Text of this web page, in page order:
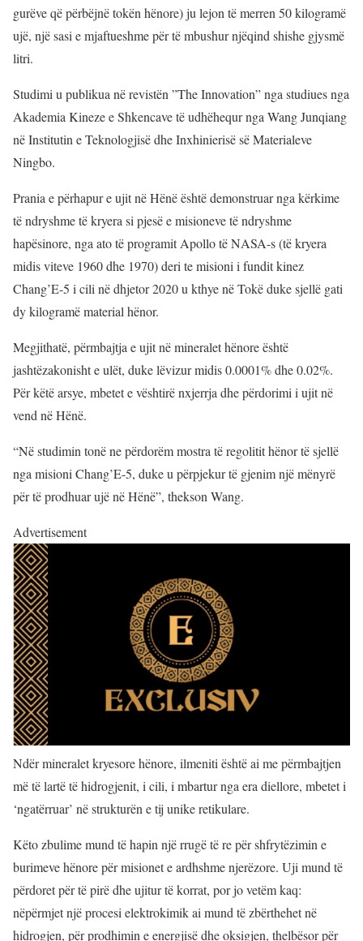
gurëve që përbëjnë tokën hënore) ju lejon të merren 50 kilogramë
ujë, një sasi e mjaftueshme për të mbushur njëqind shishe gjysmë
litri.
Studimi u publikua në revistën ”The Innovation” nga studiues nga
Akademia Kineze e Shkencave të udhëhequr nga Wang Junqiang
në Institutin e Teknologjisë dhe Inxhinierisë së Materialeve
Ningbo.
Prania e përhapur e ujit në Hënë është demonstruar nga kërkime
të ndryshme të kryera si pjesë e misioneve të ndryshme
hapësinore, nga ato të programit Apollo të NASA-s (të kryera
midis viteve 1960 dhe 1970) deri te misioni i fundit kinez
Chang’E-5 i cili në dhjetor 2020 u kthye në Tokë duke sjellë gati
dy kilogramë material hënor.
Megjithatë, përmbajtja e ujit në mineralet hënore është
jashtëzakonisht e ulët, duke lëvizur midis 0.0001% dhe 0.02%.
Për këtë arsye, mbetet e vështirë nxjerrja dhe përdorimi i ujit në
vend në Hënë.
“Në studimin tonë ne përdorëm mostra të regolitit hënor të sjellë
nga misioni Chang’E-5, duke u përpjekur të gjenim një mënyrë
për të prodhuar ujë në Hënë”, thekson Wang.
Advertisement
Ndër mineralet kryesore hënore, ilmeniti është ai me përmbajtjen
më të lartë të hidrogjenit, i cili, i mbartur nga era diellore, mbetet i
‘ngatërruar’ në strukturën e tij unike retikulare.
Këto zbulime mund të hapin një rrugë të re për shfrytëzimin e
burimeve hënore për misionet e ardhshme njerëzore. Uji mund të
përdoret për të pirë dhe ujitur të korrat, por jo vetëm kaq:
nëpërmjet një procesi elektrokimik ai mund të zbërthehet në
hidrogjen, për prodhimin e energjisë dhe oksigjen, thelbësor për